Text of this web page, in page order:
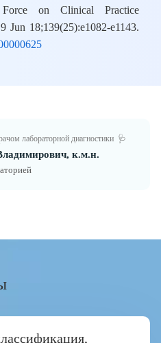
on Clinical Practice
Jun 18;139(25):e1082-e1143.
лабораторной диагностики 🩺
к.м.н.